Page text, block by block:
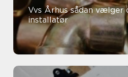
Vvs Århus sådan vælger du den rigtige
installatør